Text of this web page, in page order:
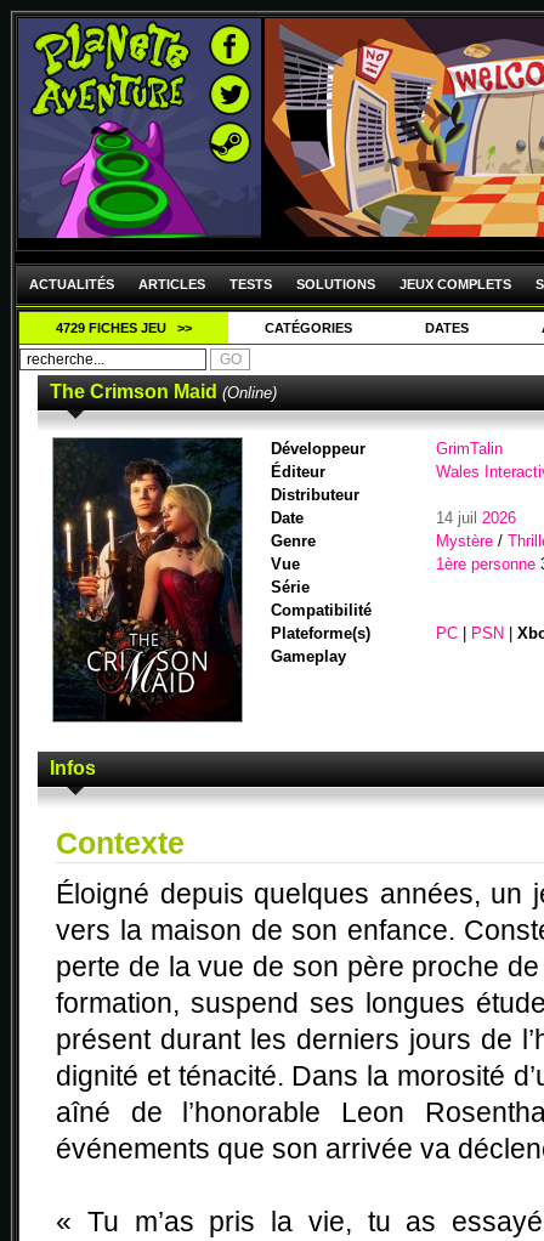
ACTUALITÉS ARTICLES TESTS SOLUTIONS JEUX COMPLETS
4729 FICHES JEU >> CATÉGORIES DATES
The Crimson Maid (Online)
Développeur
GrimTalin
Éditeur
Wales
Distributeur
Date
14 juil 2026
Genre
Mystère /
Vue
1ère personne
Série
Compatibilité
Plateforme(s)
PC PSN
Gameplay
Infos
Contexte
Éloigné depuis quelques années, un
vers la maison de son enfance.
perte de la vue de son père proche
formation, suspend ses longues
présent durant les derniers jours de
dignité et ténacité. Dans la morosité
aîné de l’honorable Leon
événements que son arrivée va
« Tu m’as pris la vie, tu as